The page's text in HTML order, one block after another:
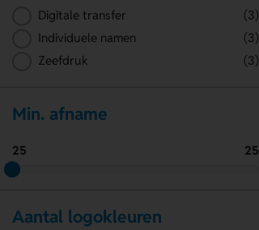
Digitale transfer
(3)
Individuele namen
(3)
Zeefdruk
(3)
Min. afname
25 25
Aantal logokleuren